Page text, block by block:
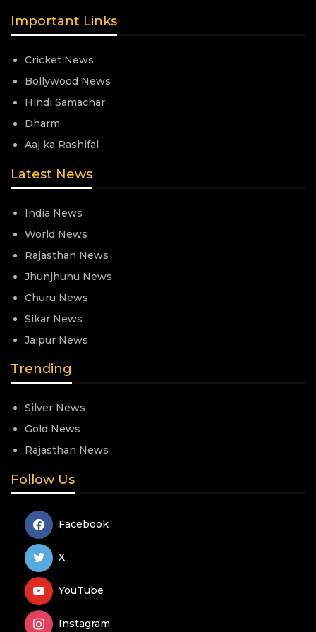
Important Links
Cricket News
Bollywood News
Hindi Samachar
Dharm
Aaj ka Rashifal
Latest News
India News
World News
Rajasthan News
Jhunjhunu News
Churu News
Sikar News
Jaipur News
Trending
Silver News
Gold News
Rajasthan News
Follow Us
Facebook
X
YouTube
Instagram